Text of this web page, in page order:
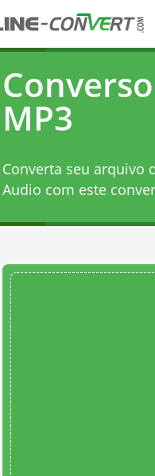
MP3
Converta seu arquivo
Audio com este